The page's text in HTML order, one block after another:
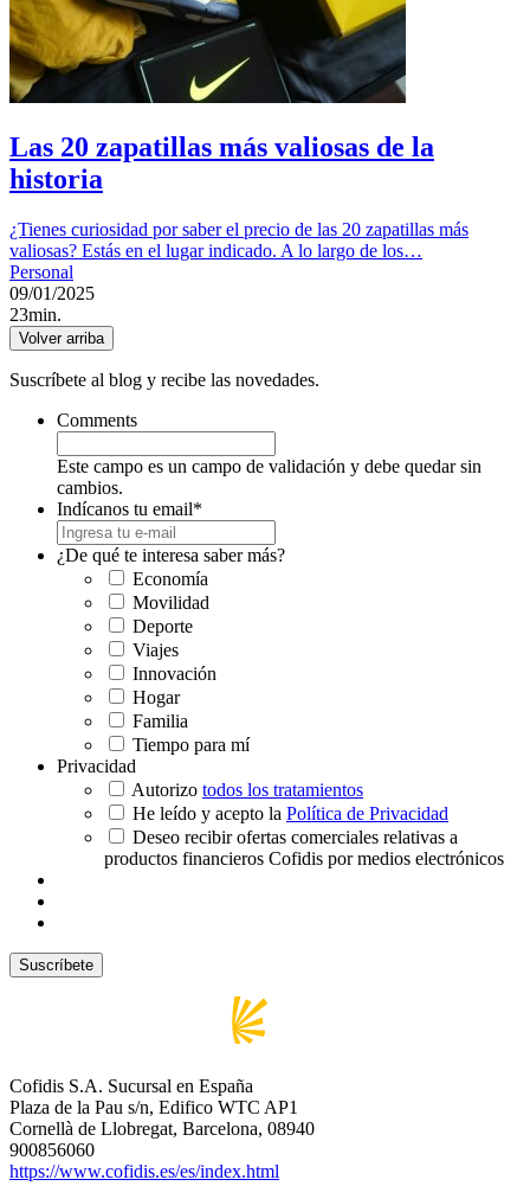
Las 20 zapatillas más valiosas de la
historia
¿Tienes curiosidad por saber el precio de las 20 zapatillas más
valiosas? Estás en el lugar indicado. A lo largo de los…
Personal
09/01/2025
23min.
Volver arriba
Suscríbete al blog y recibe las novedades.
Comments
Este campo es un campo de validación y debe quedar sin
cambios.
Indícanos tu email*
¿De qué te interesa saber más?
Economía
Movilidad
Deporte
Viajes
Innovación
Hogar
Familia
Tiempo para mí
Privacidad
Autorizo todos los tratamientos
He leído y acepto la Política de Privacidad
Deseo recibir ofertas comerciales relativas a
productos financieros Cofidis por medios electrónicos
Cofidis S.A. Sucursal en España
Plaza de la Pau s/n, Edifico WTC AP1
Cornellà de Llobregat, Barcelona, 08940
900856060
https://www.cofidis.es/es/index.html